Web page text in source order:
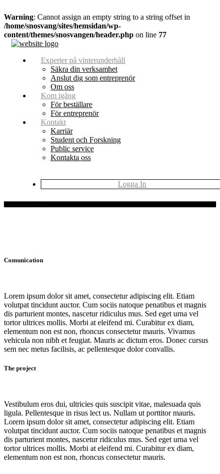
Warning: Cannot assign an empty string to a string offset in
/home/snosvang/sites/hemsidan/wp-
content/themes/snosvangen/header.php on line 77
Experter på vinterunderhåll
Säkra din verksamhet
Anslut dig som entreprenör
Om oss
Kom igång
För beställare
För entreprenör
Kontakt
Karriär
Student och Forskning
Public service
Kontakta oss
Logga In
Comunication
Lorem ipsum dolor sit amet, consectetur adipiscing elit. Etiam
volutpat tincidunt auctor. Cum sociis natoque penatibus et magnis
dis parturient montes, nascetur ridiculus mus. Sed eget urna vel
tortor ultrices mollis. Morbi at eleifend mi. Curabitur ex diam,
elementum non est non, rhoncus consectetur mauris. Vivamus
vehicula non nibh et feugiat. Mauris ac dictum eros. Donec cursus
sem nec metus facilisis, ac pellentesque dolor convallis.
The project
Vestibulum eros dui, ultricies quis suscipit vitae, malesuada quis
ligula. Pellentesque in risus lect us. Nullam ut porttitor mauris.
Lorem ipsum dolor sit amet, consectetur adipiscing elit. Etiam
volutpat tincidunt auctor. Cum sociis natoque penatibus et magnis
dis parturient montes, nascetur ridiculus mus. Sed eget urna vel
tortor ultrices mollis. Morbi at eleifend mi. Curabitur ex diam,
elementum non est non, rhoncus consectetur mauris.